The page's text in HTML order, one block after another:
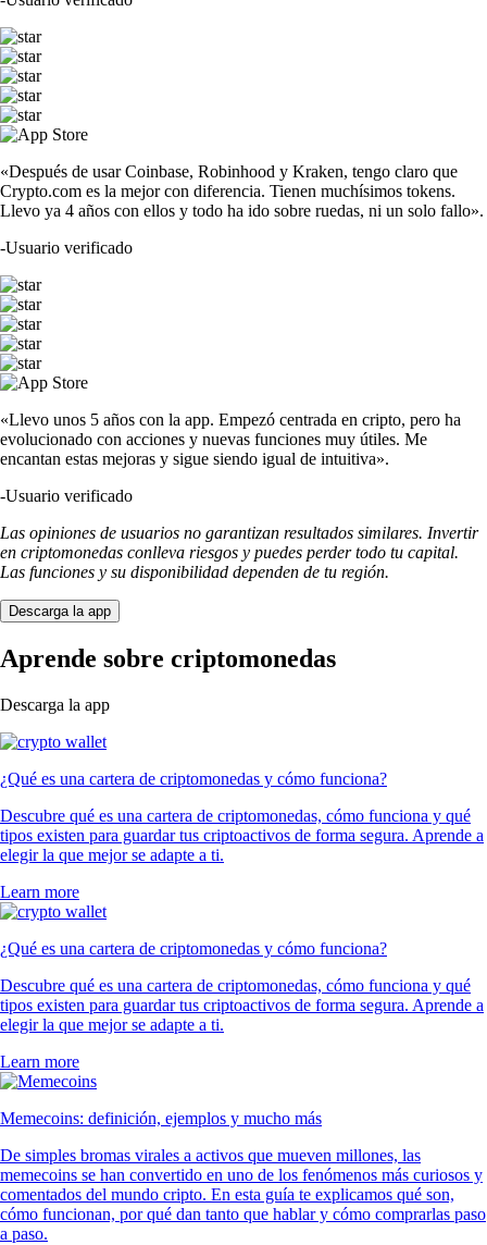
«Después de usar Coinbase, Robinhood y Kraken, tengo claro que
Crypto.com es la mejor con diferencia. Tienen muchísimos tokens.
Llevo ya 4 años con ellos y todo ha ido sobre ruedas, ni un solo fallo».
-Usuario verificado
«Llevo unos 5 años con la app. Empezó centrada en cripto, pero ha
evolucionado con acciones y nuevas funciones muy útiles. Me
encantan estas mejoras y sigue siendo igual de intuitiva».
-Usuario verificado
Las opiniones de usuarios no garantizan resultados similares. Invertir
en criptomonedas conlleva riesgos y puedes perder todo tu capital.
Las funciones y su disponibilidad dependen de tu región.
Descarga la app
Aprende sobre criptomonedas
Descarga la app
¿Qué es una cartera de criptomonedas y cómo funciona?
Descubre qué es una cartera de criptomonedas, cómo funciona y qué
tipos existen para guardar tus criptoactivos de forma segura. Aprende a
elegir la que mejor se adapte a ti.
Learn more
¿Qué es una cartera de criptomonedas y cómo funciona?
Descubre qué es una cartera de criptomonedas, cómo funciona y qué
tipos existen para guardar tus criptoactivos de forma segura. Aprende a
elegir la que mejor se adapte a ti.
Learn more
Memecoins: definición, ejemplos y mucho más
De simples bromas virales a activos que mueven millones, las
memecoins se han convertido en uno de los fenómenos más curiosos y
comentados del mundo cripto. En esta guía te explicamos qué son,
cómo funcionan, por qué dan tanto que hablar y cómo comprarlas paso
a paso.